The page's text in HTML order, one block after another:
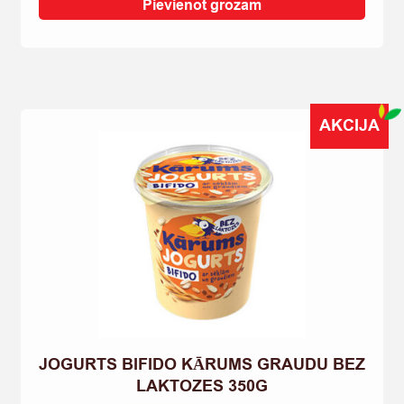
AVEŅU
Pievienot grozam
JOGURTS BIFIDO KĀRUMS GRAUDU BEZ
LAKTOZES 350G
AKCIJA